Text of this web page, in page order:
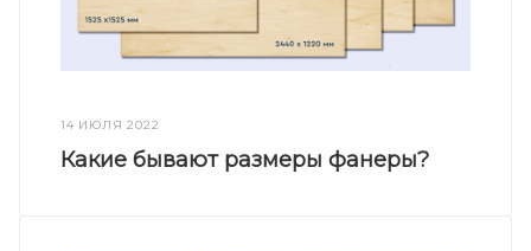
14 ИЮЛЯ 2022
Какие бывают размеры фанеры?